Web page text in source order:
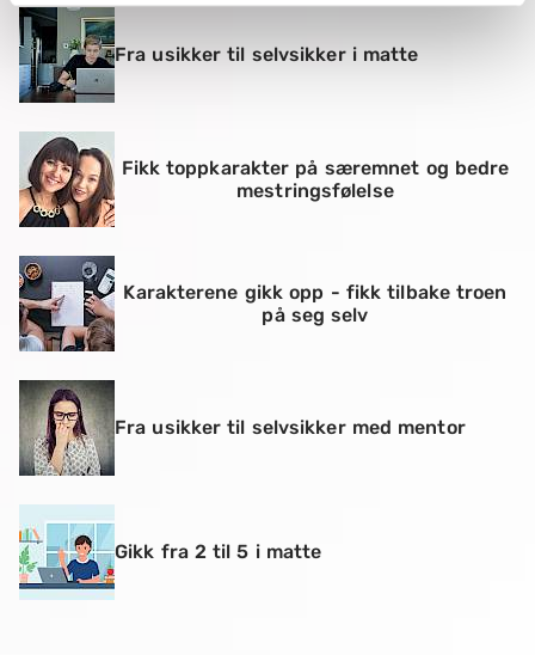
Fra usikker til selvsikker i matte
Fikk toppkarakter på særemnet og bedre
mestringsfølelse
Karakterene gikk opp - fikk tilbake troen
på seg selv
Fra usikker til selvsikker med mentor
Gikk fra 2 til 5 i matte